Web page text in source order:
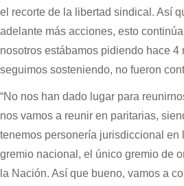
el recorte de la libertad sindical. Así
adelante más acciones, esto
nosotros estábamos pidiendo hace 4
seguimos sosteniendo, no fueron
“No nos han dado lugar para
nos vamos a reunir en paritarias,
tenemos personería jurisdiccional en
gremio nacional, el único gremio de
la Nación. Así que bueno, vamos a